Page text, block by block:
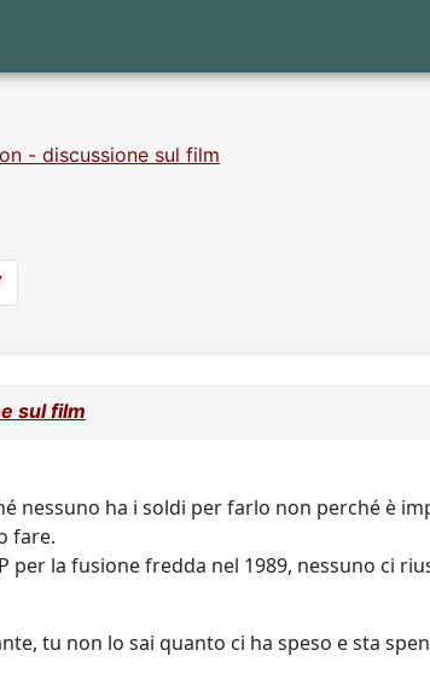
- discussione sul film
sul film
nessuno ha i soldi per farlo non perché è
fare.
la fusione fredda nel 1989, nessuno ci
tu non lo sai quanto ci ha speso e sta